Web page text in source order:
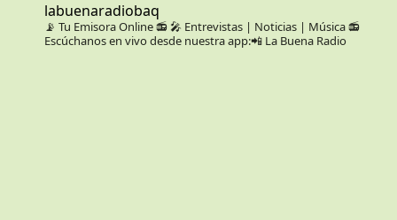
labuenaradiobaq
📡 Tu Emisora Online 📻🎤 Entrevistas | Noticias | Música📻
Escúchanos en vivo desde nuestra app:📲 La Buena Radio